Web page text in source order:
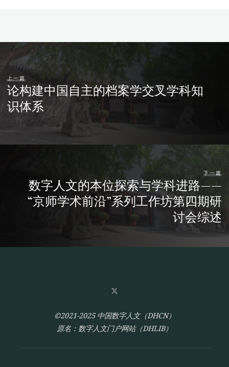
上一篇
论构建中国自主的档案学交叉学科知
识体系
下一篇
数字人文的本位探索与学科进路——
“京师学术前沿”系列工作坊第四期研
讨会综述
©2021-2025 中国数字人文（DHCN）
原名：数字人文门户网站（DHLIB）